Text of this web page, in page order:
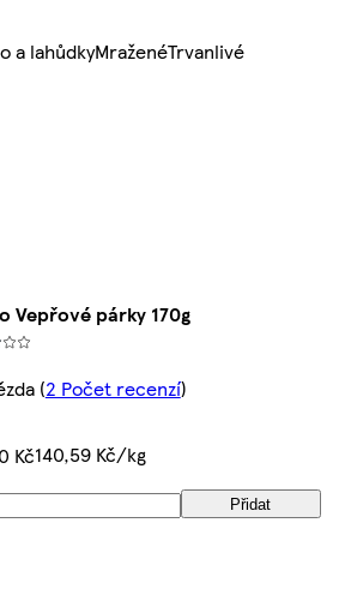
a lahůdkyMraženéTrvanlivé
Vepřové párky 170g
(2 Počet recenzí)
Kč140,59 Kč/kg
Přidat